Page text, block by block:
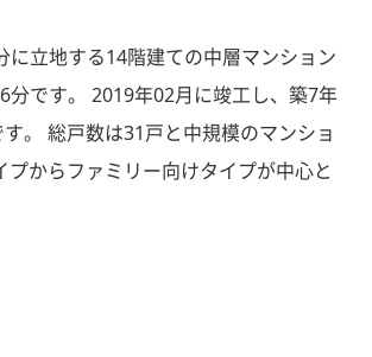
に立地する14階建ての中層マンション
です。 2019年02月に竣工し、築7年
。 総戸数は31戸と中規模のマンショ
からファミリー向けタイプが中心と